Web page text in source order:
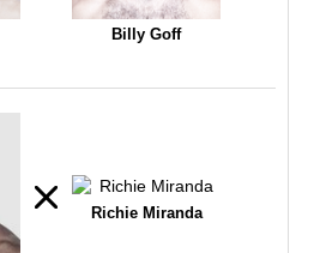
Billy Goff
Richie Miranda